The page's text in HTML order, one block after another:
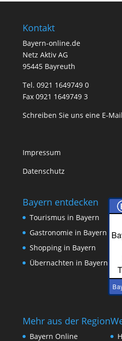
Kontakt
Bayern-online.de
Netz Aktiv AG
95445 Bayreuth
Tel. 0921 1649749 0
Fax 0921 1649749 3
Schreiben Sie uns eine E-Mail
Impressum
Datenschutz
Bayern entdecken
Tourismus in Bayern
Gastronomie in Bayern
Shopping in Bayern
Übernachten in Bayern
Mehr aus der Region
Bayern Online